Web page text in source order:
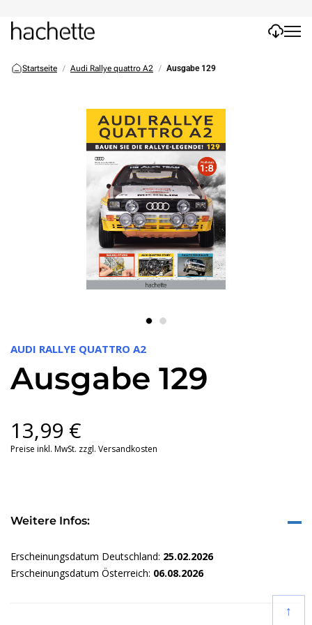
Startseite Audi Rallye quattro A2 Ausgabe 129
AUDI RALLYE QUATTRO A2
Ausgabe 129
13,99 €
Preise inkl. MwSt. zzgl. Versandkosten
Weitere Infos:
Erscheinungsdatum Deutschland: 25.02.2026
Erscheinungsdatum Österreich: 06.08.2026
↑